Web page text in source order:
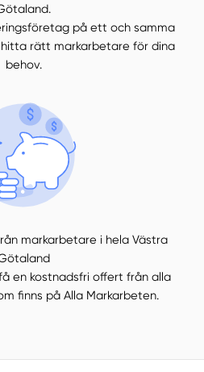
på ett och samma
rätt markarbetare för dina
behov.
markarbetare i hela Västra
en kostnadsfri offert från alla
finns på Alla Markarbeten.